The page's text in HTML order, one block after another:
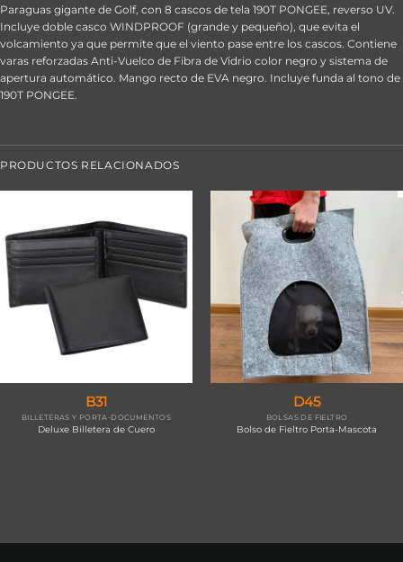
Paraguas gigante de Golf, con 8 cascos de tela 190T PONGEE, reverso UV.
Incluye doble casco WINDPROOF (grande y pequeño), que evita el
volcamiento ya que permite que el viento pase entre los cascos. Contiene
varas reforzadas Anti-Vuelco de Fibra de Vidrio color negro y sistema de
apertura automático. Mango recto de EVA negro. Incluye funda al tono de
190T PONGEE.
PRODUCTOS RELACIONADOS
B31
BILLETERAS Y PORTA-DOCUMENTOS
Deluxe Billetera de Cuero
D45
BOLSAS DE FIELTRO
Bolso de Fieltro Porta-Mascota